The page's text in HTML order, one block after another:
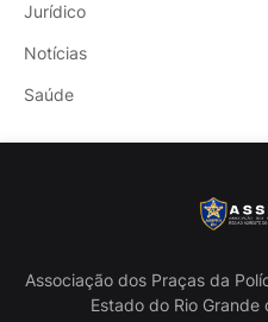
Jurídico
Notícias
Saúde
Associação dos Praças da
Estado do Rio Grande